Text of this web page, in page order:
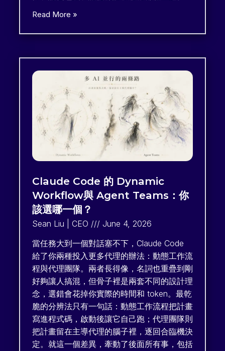
Read More »
Claude Code 的 Dynamic
Workflow與 Agent Teams：你
該選哪一個？
Sean Liu | CEO
June 4, 2026
當任務大到一個對話塞不下，Claude Code
給了你兩種投入更多代理的辦法：動態工作流
程與代理團隊。兩者長得像，名詞也重疊到剛
好夠讓人搞混，但骨子裡是兩套不同的設計理
念，選錯會花掉你實際的時間和 token。最乾
脆的分辨法只有一句話：動態工作流程把計畫
寫進程式碼，啟動後讓它自己跑；代理團隊則
把計畫留在主導代理的腦子裡，逐回合臨機決
定。就這一個差異，牽動了後面所有事，包括